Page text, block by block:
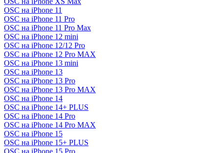
OSC на iPhone 11
OSC на iPhone 11 Pro
OSC на iPhone 11 Pro Max
OSC на iPhone 12 mini
OSC на iPhone 12/12 Pro
OSC на iPhone 12 Pro MAX
OSC на iPhone 13 mini
OSC на iPhone 13
OSC на iPhone 13 Pro
OSC на iPhone 13 Pro MAX
OSC на iPhone 14
OSC на iPhone 14+ PLUS
OSC на iPhone 14 Pro
OSC на iPhone 14 Pro MAX
OSC на iPhone 15
OSC на iPhone 15+ PLUS
OSC на iPhone 15 Pro